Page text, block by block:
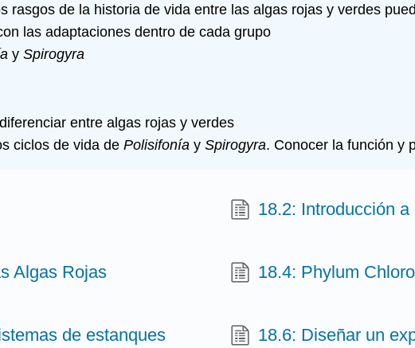
rasgos de la historia de vida entre las algas rojas y verdes
las adaptaciones dentro de cada grupo
y Spirogyra
entre algas rojas y verdes
ciclos de vida de Polisifonía y Spirogyra. Conocer la función y
18.2: Introducción
Algas Rojas 18.4: Phylum
de estanques 18.6: Diseñar un